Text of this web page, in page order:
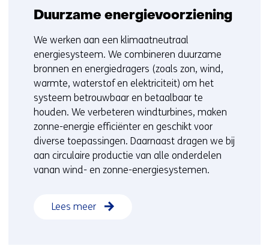
Duurzame energievoorziening
We werken aan een klimaatneutraal
energiesysteem. We combineren duurzame
bronnen en energiedragers (zoals zon, wind,
warmte, waterstof en elektriciteit) om het
systeem betrouwbaar en betaalbaar te
houden. We verbeteren windturbines, maken
zonne-energie efficiënter en geschikt voor
diverse toepassingen. Daarnaast dragen we bij
aan circulaire productie van alle onderdelen
vanan wind- en zonne-energiesystemen.
Lees meer